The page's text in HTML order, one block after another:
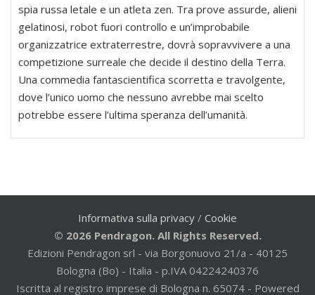
spia russa letale e un atleta zen. Tra prove assurde, alieni
gelatinosi, robot fuori controllo e un’improbabile
organizzatrice extraterrestre, dovrà sopravvivere a una
competizione surreale che decide il destino della Terra.
Una commedia fantascientifica scorretta e travolgente,
dove l’unico uomo che nessuno avrebbe mai scelto
potrebbe essere l’ultima speranza dell’umanità.
Informativa sulla privacy / Cookie
© 2026 Pendragon. All Rights Reserved.
Edizioni Pendragon srl - via Borgonuovo 21/a - 40125
Bologna (Bo) - Italia - p.IVA 04224240376
Iscritta al registro imprese di Bologna n. 65074 - Powered